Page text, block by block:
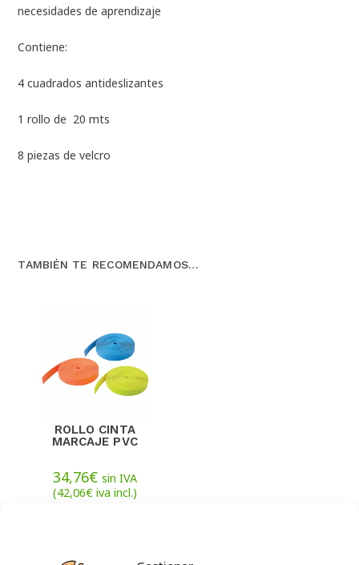
necesidades de aprendizaje
Contiene:
4 cuadrados antideslizantes
1 rollo de 20 mts
8 piezas de velcro
TAMBIÉN TE RECOMENDAMOS…
ROLLO CINTA
MARCAJE PVC
34,76€ sin IVA
(42,06€iva incl.)